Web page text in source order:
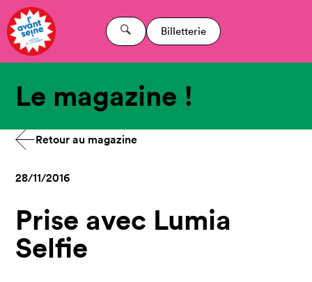
Billetterie
Le magazine !
Retour au magazine
28/11/2016
Prise avec Lumia
Selfie